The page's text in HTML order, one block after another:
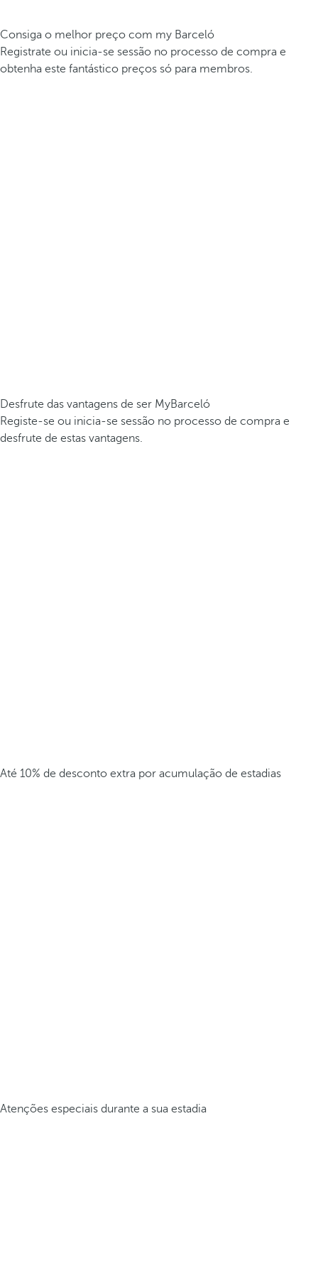
Consiga o melhor preço com my Barceló
Registrate ou inicia-se sessão no processo de compra e
obtenha este fantástico preços só para membros.
Desfrute das vantagens de ser MyBarceló
Registe-se ou inicia-se sessão no processo de compra e
desfrute de estas vantagens.
Até 10% de desconto extra por acumulação de estadias
Atenções especiais durante a sua estadia